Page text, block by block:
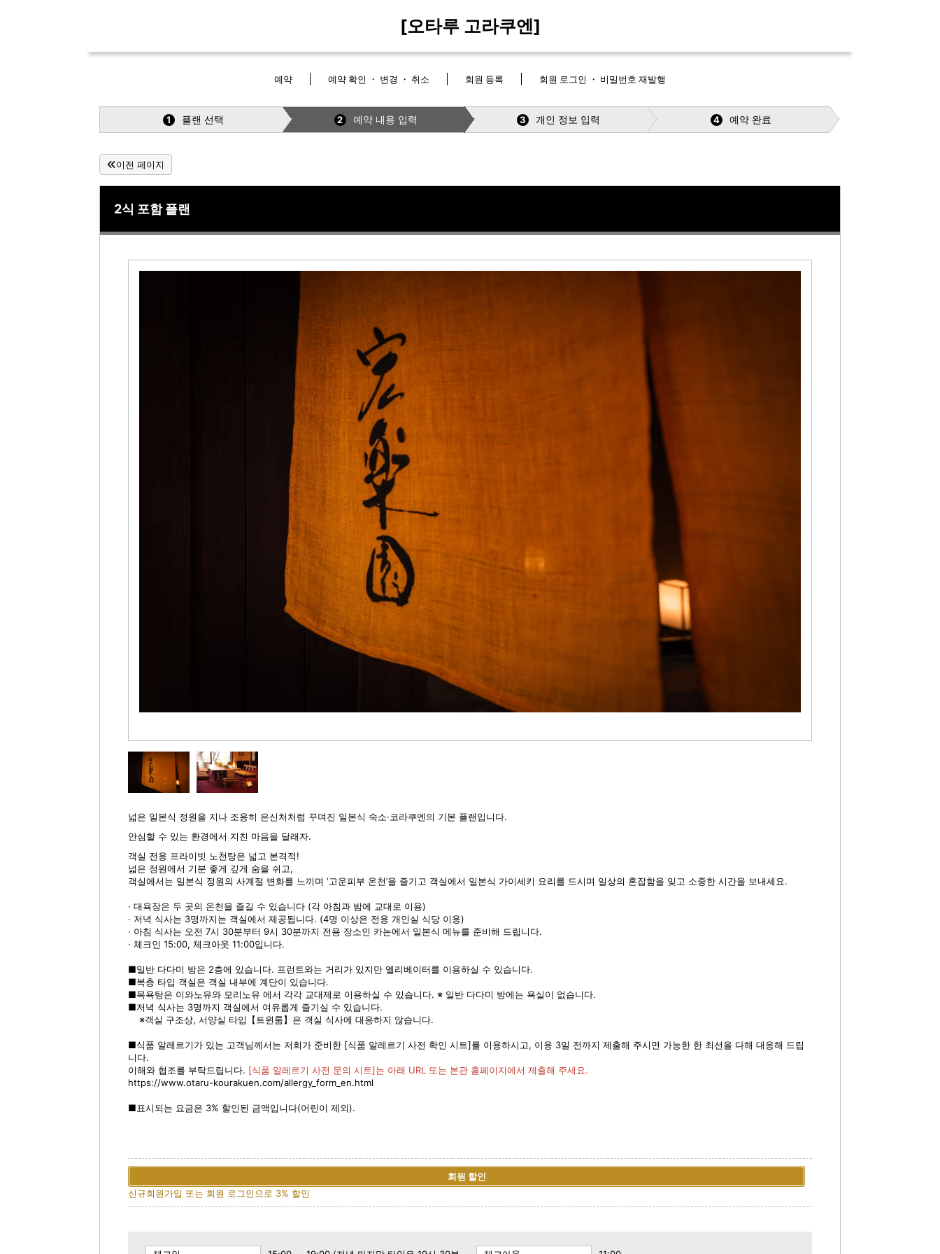
[오타루 고라쿠엔]
예약 예약 확인 ・ 변경 ・ 취소 회원 등록 회원 로그인 ・ 비밀번호 재발행
1 플랜 선택 2 예약 내용 입력 3 개인 정보 입력 4 예약 완료
이전 페이지
2식 포함 플랜
넓은 일본식 정원을 지나 조용히 은신처처럼 꾸며진 일본식 숙소·코라쿠엔의 기본 플랜입니다.
안심할 수 있는 환경에서 지친 마음을 달래자.
객실 전용 프라이빗 노천탕은 넓고 본격적!
넓은 정원에서 기분 좋게 깊게 숨을 쉬고,
객실에서는 일본식 정원의 사계절 변화를 느끼며 ‘고운피부 온천’을 즐기고 객실에서 일본식 가이세키 요리를 드시며 일상의 혼잡함을 잊고 소중한 시간을 보내세요.
· 대욕장은 두 곳의 온천을 즐길 수 있습니다 (각 아침과 밤에 교대로 이용)
· 저녁 식사는 3명까지는 객실에서 제공됩니다. (4명 이상은 전용 개인실 식당 이용)
· 아침 식사는 오전 7시 30분부터 9시 30분까지 전용 장소인 카논에서 일본식 메뉴를 준비해 드립니다.
· 체크인 15:00, 체크아웃 11:00입니다.
■일반 다다미 방은 2층에 있습니다. 프런트와는 거리가 있지만 엘리베이터를 이용하실 수 있습니다.
■복층 타입 객실은 객실 내부에 계단이 있습니다.
■목욕탕은 이와노유와 모리노유 에서 각각 교대제로 이용하실 수 있습니다. ※ 일반 다다미 방에는 욕실이 없습니다.
■저녁 식사는 3명까지 객실에서 여유롭게 즐기실 수 있습니다.
※객실 구조상, 서양실 타입【트윈룸】은 객실 식사에 대응하지 않습니다.
■식품 알레르기가 있는 고객님께서는 저희가 준비한 [식품 알레르기 사전 확인 시트]를 이용하시고, 이용 3일 전까지 제출해 주시면 가능한 한 최선을 다해 대응해 드립
니다.
이해와 협조를 부탁드립니다. [식품 알레르기 사전 문의 시트]는 아래 URL 또는 본관 홈페이지에서 제출해 주세요.
https://www.otaru-kourakuen.com/allergy_form_en.html
■표시되는 요금은 3% 할인된 금액입니다(어린이 제외).
회원 할인
신규회원가입 또는 회원 로그인으로 3% 할인